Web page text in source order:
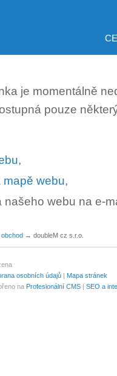
je momentálně
pouze
,
mapě webu,
našeho webu na e-
→ doubleM cz s.r.o.
osobních údajů | Mapa stránek
na Profesionální CMS | SEO a